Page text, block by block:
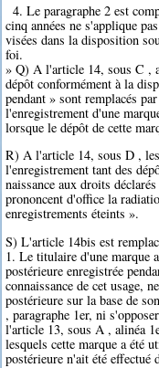
4. Le paragraphe 2 est
cinq années ne s'applique
visées dans la disposition
foi.
» Q) A l'article 14, sous C ,
dépôt conformément à la
pendant » sont remplacés
l'enregistrement d'une
lorsque le dépôt de cette
R) A l'article 14, sous D ,
l'enregistrement tant des
naissance aux droits
prononcent d'office la
enregistrements éteints ».
S) L'article 14bis est
1. Le titulaire d'une marque
postérieure enregistrée
connaissance de cet usage,
postérieure sur la base de
, paragraphe 1er, ni
l'article 13, sous A , alinéa
lesquels cette marque a été
postérieure n'ait été effectué